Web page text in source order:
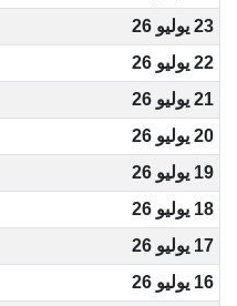
23 يوليو 26
22 يوليو 26
21 يوليو 26
20 يوليو 26
19 يوليو 26
18 يوليو 26
17 يوليو 26
16 يوليو 26